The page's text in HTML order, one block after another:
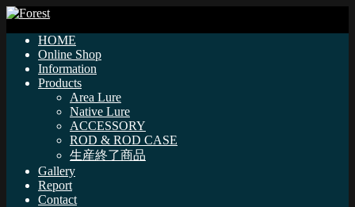
HOME
Online Shop
Information
Products
Area Lure
Native Lure
ACCESSORY
ROD & ROD CASE
生産終了商品
Gallery
Report
Contact